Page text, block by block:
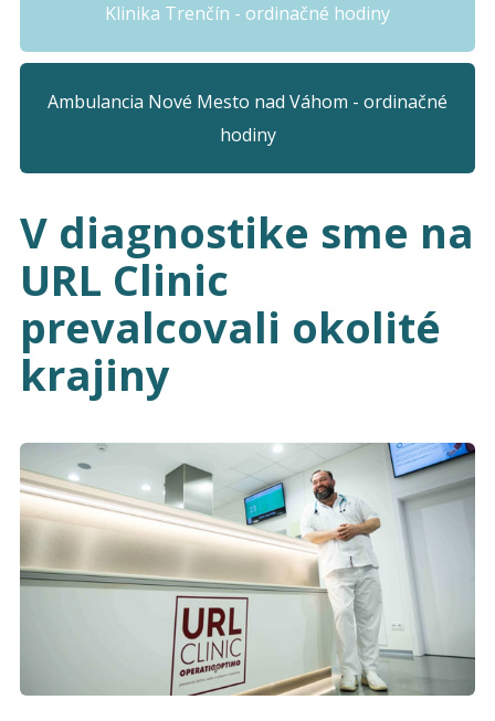
Klinika Trenčín - ordinačné hodiny
Ambulancia Nové Mesto nad Váhom - ordinačné
hodiny
V diagnostike sme na
URL Clinic
prevalcovali okolité
krajiny